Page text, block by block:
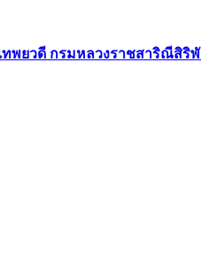
พยวดี กรมหลวงราชสาริณีสิริ